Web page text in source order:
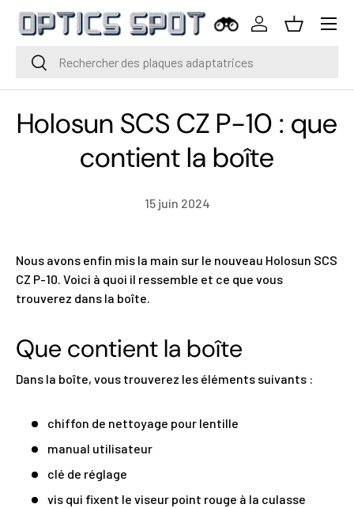
Aller au contenu
Rechercher
Rechercher
Se connecter
Panier
Menu
Holosun SCS CZ P-10 : que
contient la boîte
15 juin 2024
Nous avons enfin mis la main sur le nouveau Holosun SCS
CZ P-10. Voici à quoi il ressemble et ce que vous
trouverez dans la boîte.
Que contient la boîte
Dans la boîte, vous trouverez les éléments suivants :
chiffon de nettoyage pour lentille
manual utilisateur
clé de réglage
vis qui fixent le viseur point rouge à la culasse